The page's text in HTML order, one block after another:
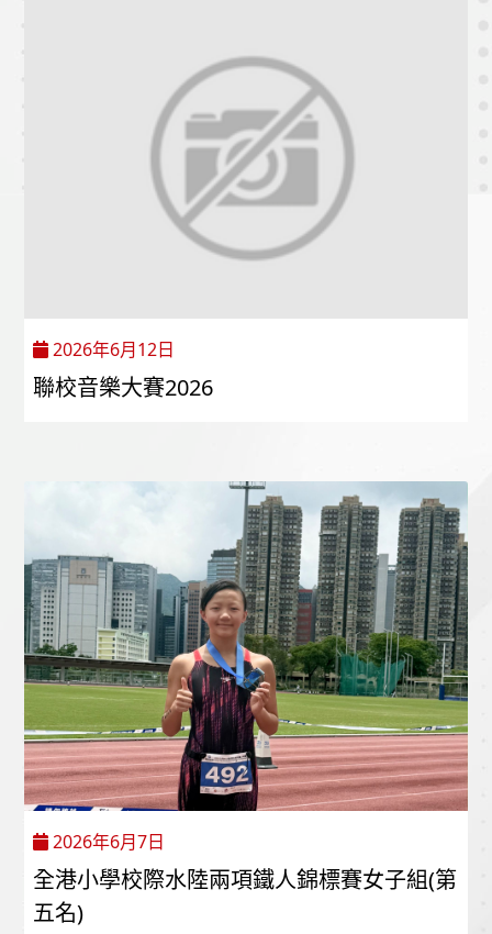
2026年6月12日
聯校音樂大賽2026
2026年6月7日
全港小學校際水陸兩項鐵人錦標賽女子組(第
五名)